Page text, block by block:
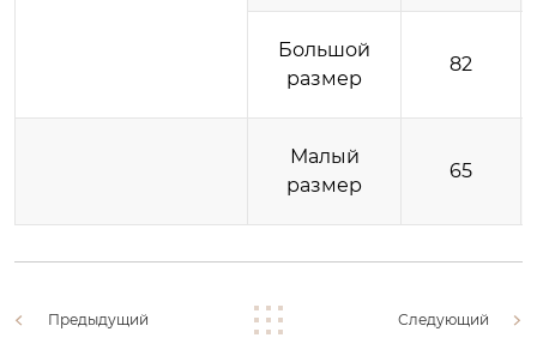
Большой
размер
82
Малый
размер
65
Предыдущий Следующий